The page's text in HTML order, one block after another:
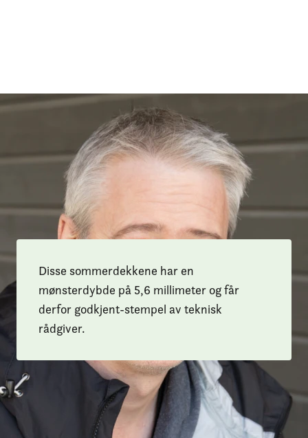
Disse sommerdekkene har en
mønsterdybde på 5,6 millimeter og får
derfor godkjent-stempel av teknisk
rådgiver.